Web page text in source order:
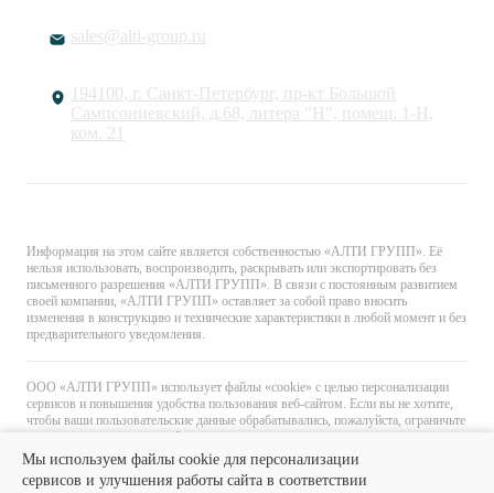
sales@alti-group.ru
194100, г. Санкт-Петербург, пр-кт Большой
Сампсониевский, д.68, литера "Н", помещ. 1-Н,
ком. 21
Информация на этом сайте является собственностью «АЛТИ ГРУПП». Её
нельзя использовать, воспроизводить, раскрывать или экспортировать без
письменного разрешения «АЛТИ ГРУПП». В связи с постоянным развитием
своей компании, «АЛТИ ГРУПП» оставляет за собой право вносить
изменения в конструкцию и технические характеристики в любой момент и без
предварительного уведомления.
ООО «АЛТИ ГРУПП» использует файлы «cookie» с целью персонализации
сервисов и повышения удобства пользования веб-сайтом. Если вы не хотите,
чтобы ваши пользовательские данные обрабатывались, пожалуйста, ограничьте
их использование в своём браузере.
Мы используем файлы cookie для персонализации
сервисов и улучшения работы сайта в соответствии